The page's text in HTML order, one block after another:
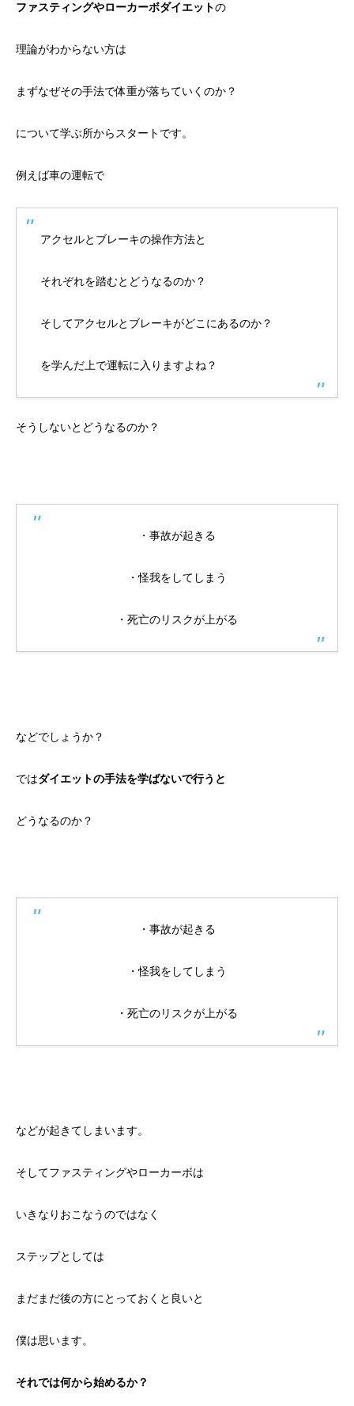
ファスティングやローカーボダイエットの
理論がわからない方は
まずなぜその手法で体重が落ちていくのか？
について学ぶ所からスタートです。
例えば車の運転で
アクセルとブレーキの操作方法と
それぞれを踏むとどうなるのか？
そしてアクセルとブレーキがどこにあるのか？
を学んだ上で運転に入りますよね？
そうしないとどうなるのか？
・事故が起きる
・怪我をしてしまう
・死亡のリスクが上がる
などでしょうか？
ではダイエットの手法を学ばないで行うと
どうなるのか？
・事故が起きる
・怪我をしてしまう
・死亡のリスクが上がる
などが起きてしまいます。
そしてファスティングやローカーボは
いきなりおこなうのではなく
ステップとしては
まだまだ後の方にとっておくと良いと
僕は思います。
それでは何から始めるか？